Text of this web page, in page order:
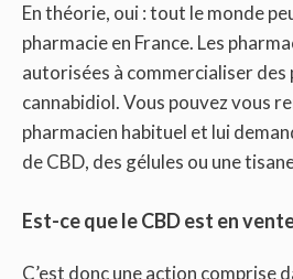
En théorie, oui : tout le monde
pharmacie en France. Les
autorisées à commercialiser des
cannabidiol. Vous pouvez vous
pharmacien habituel et lui
de CBD, des gélules ou une
Est-ce que le CBD est en
C’est donc une action comprise